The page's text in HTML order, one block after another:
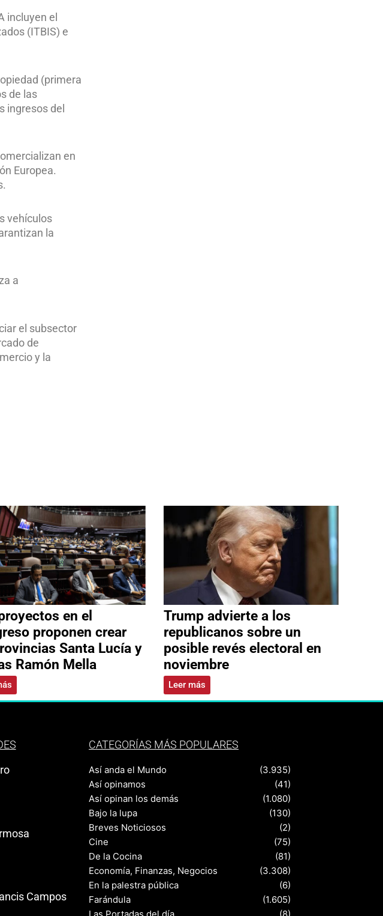
incluyen el
(ITBIS) e
(primera
de las
ingresos del
en
Europea.
vehículos
la
a
el subsector
de
y la
en el
proponen crear
Santa Lucía y
Ramón Mella
Trump advierte a los
republicanos sobre un
posible revés electoral en
noviembre
Leer más
Campos
CATEGORÍAS MÁS POPULARES
Así anda el Mundo
(3.935)
Así opinamos
(41)
Así opinan los demás
(1.080)
Bajo la lupa
(130)
Breves Noticiosos
(2)
Cine
(75)
De la Cocina
(81)
Economía, Finanzas, Negocios
(3.308)
En la palestra pública
(6)
Farándula
(1.605)